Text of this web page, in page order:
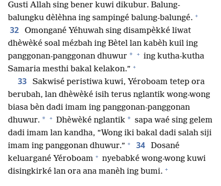
Gusti Allah sing bener kuwi dikubur. Balung-
balungku dèlèhna ing sampingé balung-balungé. +
32
Omongané Yéhuwah sing disampèkké liwat
dhèwèké soal mézbah ing Bètel lan kabèh kuil ing
panggonan-panggonan dhuwur * + ing kutha-kutha
Samaria mesthi bakal kelakon.” +
33
Sakwisé peristiwa kuwi, Yéroboam tetep ora
berubah, lan dhèwèké isih terus nglantik wong-wong
biasa bèn dadi imam ing panggonan-panggonan
dhuwur. * + Dhèwèké nglantik * sapa waé sing gelem
dadi imam lan kandha, ”Wong iki bakal dadi salah siji
imam ing panggonan dhuwur.” + 34
Dosané
keluargané Yéroboam + nyebabké wong-wong kuwi
disingkirké lan ora ana manèh ing bumi. +